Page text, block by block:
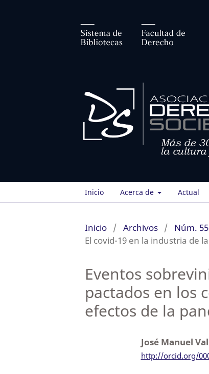
Inicio Acerca de Actual
Inicio / Archivos / Núm.
El covid-19 en la industria de
Eventos
pactados en los
efectos de la
José Manuel
http://orcid.org/